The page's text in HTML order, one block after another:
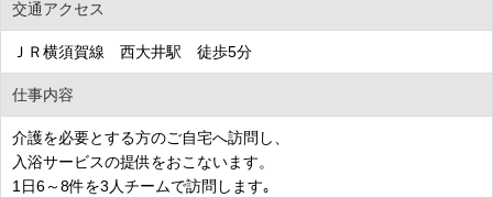
交通アクセス
ＪＲ横須賀線 西大井駅 徒歩5分
仕事内容
介護を必要とする方のご自宅へ訪問し、
入浴サービスの提供をおこないます。
1日6～8件を3人チームで訪問します｡